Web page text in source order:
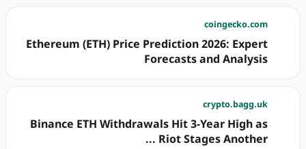
coingecko.com
Ethereum (ETH) Price Prediction 2026: Expert
Forecasts and Analysis
crypto.bagg.uk
Binance ETH Withdrawals Hit 3-Year High as
Riot Stages Another ...